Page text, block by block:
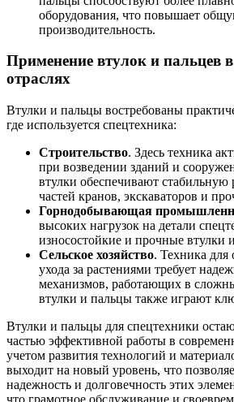
оборудования, что повышает
производительность.
Применение втулок и пальцев
отраслях
Втулки и пальцы востребованы
где используется спецтехника:
Строительство. Здесь техника
при возведении зданий и
втулки обеспечивают
частей кранов, экскаваторов и
Горнодобывающая
высоких нагрузок на детали
износостойкие и прочные втулки
Сельское хозяйство. Техника для
ухода за растениями требует
механизмов, работающих в
втулки и пальцы также играют
Втулки и пальцы для спецтехники
частью эффективной работы в
учетом развития технологий и
выходит на новый уровень, что
надежность и долговечность этих
что грамотное обслуживание и